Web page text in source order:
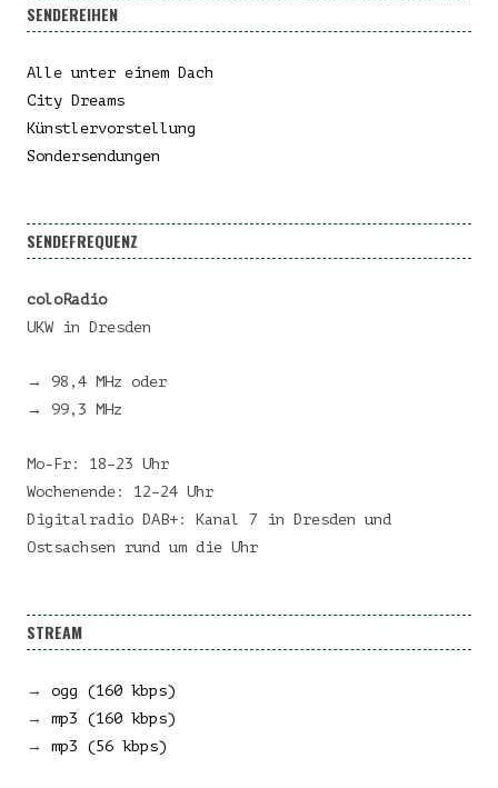
SENDEREIHEN
Alle unter einem Dach
City Dreams
Künstlervorstellung
Sondersendungen
SENDEFREQUENZ
coloRadio
UKW in Dresden
→ 98,4 MHz oder
→ 99,3 MHz
Mo-Fr: 18–23 Uhr
Wochenende: 12–24 Uhr
Digitalradio DAB+: Kanal 7 in Dresden und
Ostsachsen rund um die Uhr
STREAM
→ ogg (160 kbps)
→ mp3 (160 kbps)
→ mp3 (56 kbps)